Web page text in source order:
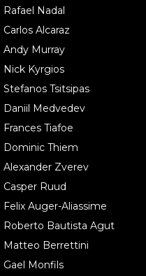
Rafael Nadal
Carlos Alcaraz
Andy Murray
Nick Kyrgios
Stefanos Tsitsipas
Daniil Medvedev
Frances Tiafoe
Dominic Thiem
Alexander Zverev
Casper Ruud
Felix Auger-Aliassime
Roberto Bautista Agut
Matteo Berrettini
Gael Monfils